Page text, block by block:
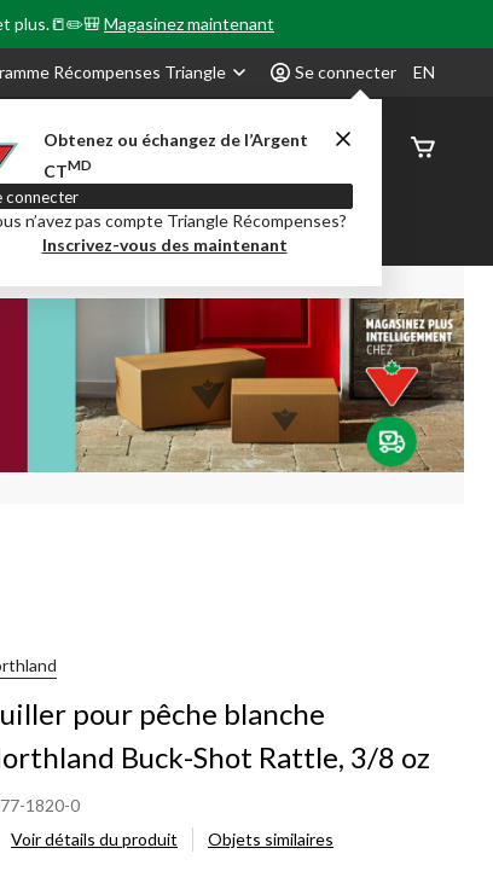
plus.📒✏️🎒Magasinez maintenant
Récompenses Triangle Se connecter
Obtenez ou échangez de l’Argent
CTMD
connecter
n’avez pas compte Triangle Récompenses?
Inscrivez-vous des maintenant
EN
État de
Party City Centre-auto
pour pêche blanche
Buck-Shot Rattle, 3/8 oz
1820-0
Voir détails du produit
Objets similaires